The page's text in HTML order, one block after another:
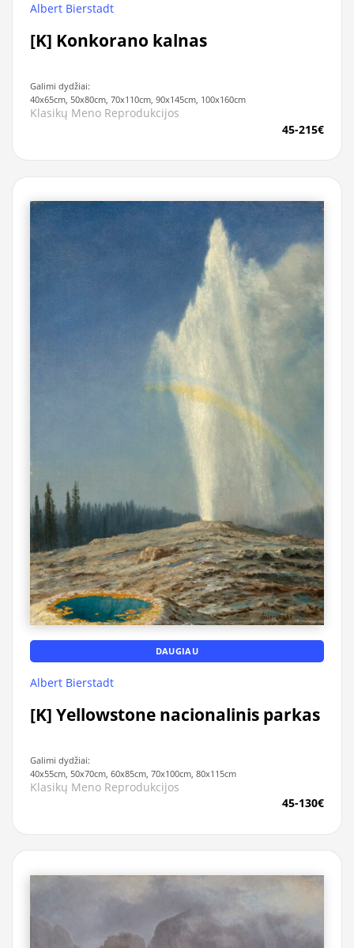
Albert Bierstadt
[K] Konkorano kalnas
Galimi dydžiai:
40x65cm, 50x80cm, 70x110cm, 90x145cm, 100x160cm
Klasikų Meno Reprodukcijos
45-215€
DAUGIAU
Albert Bierstadt
[K] Yellowstone nacionalinis parkas
Galimi dydžiai:
40x55cm, 50x70cm, 60x85cm, 70x100cm, 80x115cm
Klasikų Meno Reprodukcijos
45-130€